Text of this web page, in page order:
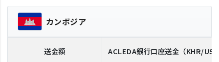
カンボジア
送金額 ACLEDA銀行口座送金 （KHR/